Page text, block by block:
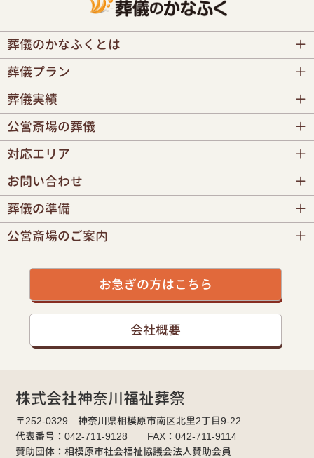
葬儀のかなふくとは
葬儀プラン
葬儀実績
公営斎場の葬儀
対応エリア
お問い合わせ
葬儀の準備
公営斎場のご案内
お急ぎの方はこちら
会社概要
株式会社神奈川福祉葬祭
〒252-0329 神奈川県相模原市南区北里2丁目9-22
代表番号：042-711-9128 FAX：042-711-9114
賛助団体：相模原市社会福祉協議会法人賛助会員